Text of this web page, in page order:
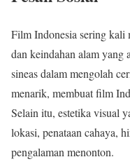
Film Indonesia sering kali
dan keindahan alam yang
sineas dalam mengolah
menarik, membuat film
Selain itu, estetika visual
lokasi, penataan cahaya,
pengalaman menonton.